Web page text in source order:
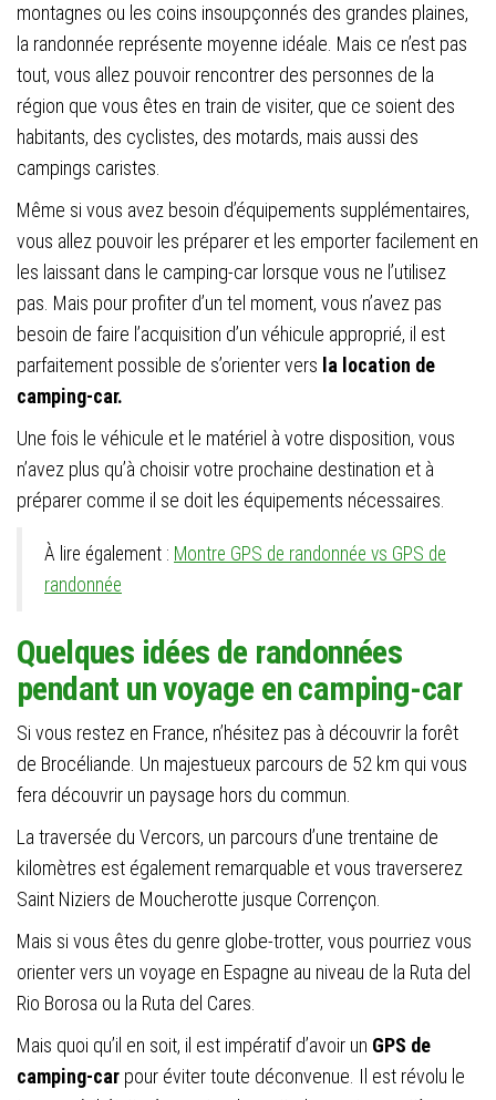
montagnes ou les coins insoupçonnés des grandes plaines,
la randonnée représente moyenne idéale. Mais ce n’est pas
tout, vous allez pouvoir rencontrer des personnes de la
région que vous êtes en train de visiter, que ce soient des
habitants, des cyclistes, des motards, mais aussi des
campings caristes.
Même si vous avez besoin d’équipements supplémentaires,
vous allez pouvoir les préparer et les emporter facilement en
les laissant dans le camping-car lorsque vous ne l’utilisez
pas. Mais pour profiter d’un tel moment, vous n’avez pas
besoin de faire l’acquisition d’un véhicule approprié, il est
parfaitement possible de s’orienter vers la location de
camping-car.
Une fois le véhicule et le matériel à votre disposition, vous
n’avez plus qu’à choisir votre prochaine destination et à
préparer comme il se doit les équipements nécessaires.
À lire également : Montre GPS de randonnée vs GPS de
randonnée
Quelques idées de randonnées
pendant un voyage en camping-car
Si vous restez en France, n’hésitez pas à découvrir la forêt
de Brocéliande. Un majestueux parcours de 52 km qui vous
fera découvrir un paysage hors du commun.
La traversée du Vercors, un parcours d’une trentaine de
kilomètres est également remarquable et vous traverserez
Saint Niziers de Moucherotte jusque Corrençon.
Mais si vous êtes du genre globe-trotter, vous pourriez vous
orienter vers un voyage en Espagne au niveau de la Ruta del
Rio Borosa ou la Ruta del Cares.
Mais quoi qu’il en soit, il est impératif d’avoir un GPS de
camping-car pour éviter toute déconvenue. Il est révolu le